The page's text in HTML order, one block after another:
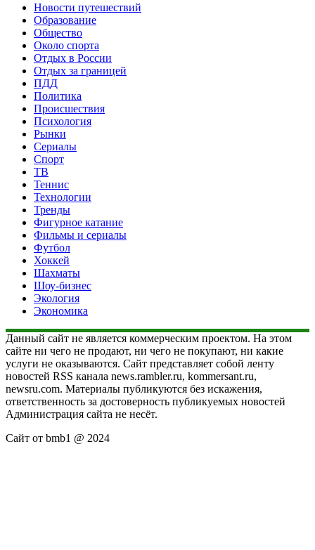
Новости путешествий
Образование
Общество
Около спорта
Отдых в России
Отдых за границей
ПДД
Политика
Происшествия
Психология
Рынки
Сериалы
Спорт
ТВ
Теннис
Технологии
Тренды
Фигурное катание
Фильмы и сериалы
Футбол
Хоккей
Шахматы
Шоу-бизнес
Экология
Экономика
Данный сайт не является коммерческим проектом. На этом
сайте ни чего не продают, ни чего не покупают, ни какие
услуги не оказываются. Сайт представляет собой ленту
новостей RSS канала news.rambler.ru, kommersant.ru,
newsru.com. Материалы публикуются без искажения,
ответственность за достоверность публикуемых новостей
Администрация сайта не несёт.
Сайт от bmb1 @ 2024